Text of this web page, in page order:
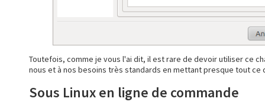
Toutefois, comme je vous l'ai dit, il est rare de devoir utiliser ce
nous et à nos besoins très standards en mettant presque tout ce
Sous Linux en ligne de commande